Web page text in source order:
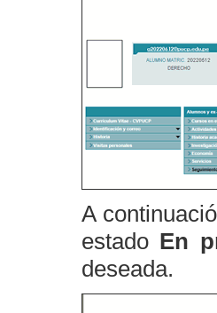
A
estado En
deseada.